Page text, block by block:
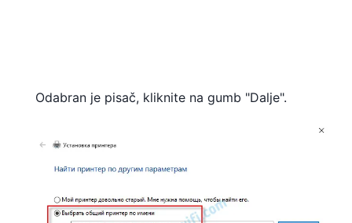
Odabran je pisač, kliknite na gumb "Dalje".